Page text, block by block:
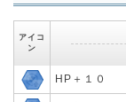
アイコ
ン
HP＋１０